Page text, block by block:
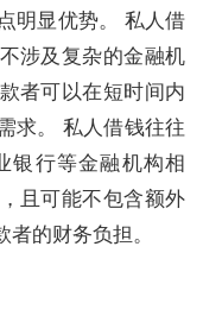
明显优势。 私人借
涉及复杂的金融机
者可以在短时间内
求。 私人借钱往往
银行等金融机构相
且可能不包含额外
的财务负担。